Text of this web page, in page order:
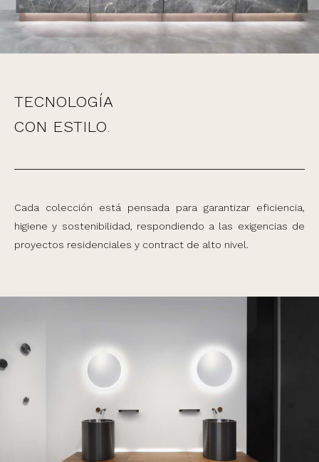
TECNOLOGÍA
CON ESTILO.
Cada colección está pensada para garantizar eficiencia,
higiene y sostenibilidad, respondiendo a las exigencias de
proyectos residenciales y contract de alto nivel.